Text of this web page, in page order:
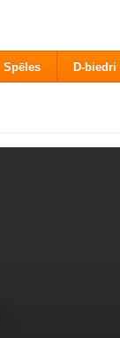
Spēles D-biedri